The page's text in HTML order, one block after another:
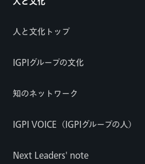
人と文化トップ
IGPIグループの文化
知のネットワーク
IGPI VOICE（IGPIグループの人）
Next Leaders' note